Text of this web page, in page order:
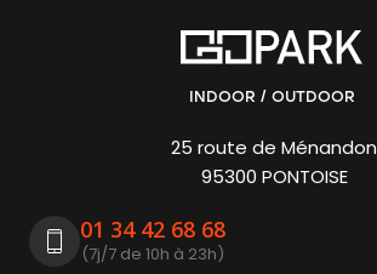
INDOOR / OUTDOOR
25 route de Ménandon
95300 PONTOISE
01 34 42 68 68
(7j/7 de 10h à 23h)